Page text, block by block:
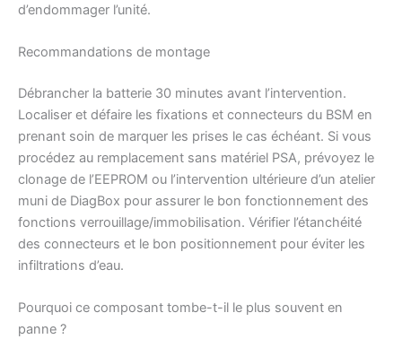
d’endommager l’unité.
Recommandations de montage
Débrancher la batterie 30 minutes avant l’intervention.
Localiser et défaire les fixations et connecteurs du BSM en
prenant soin de marquer les prises le cas échéant. Si vous
procédez au remplacement sans matériel PSA, prévoyez le
clonage de l’EEPROM ou l’intervention ultérieure d’un atelier
muni de DiagBox pour assurer le bon fonctionnement des
fonctions verrouillage/immobilisation. Vérifier l’étanchéité
des connecteurs et le bon positionnement pour éviter les
infiltrations d’eau.
Pourquoi ce composant tombe-t-il le plus souvent en
panne ?